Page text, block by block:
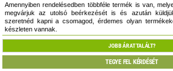
Amennyiben rendelésedben többféle termék is van,
megvárjuk az utolsó beérkezését is és azután
szeretnéd kapni a csomagod, érdemes olyan
készleten vannak.
JOBB ÁRAT TALÁLT?
TEGYE FEL KÉRDÉSÉT